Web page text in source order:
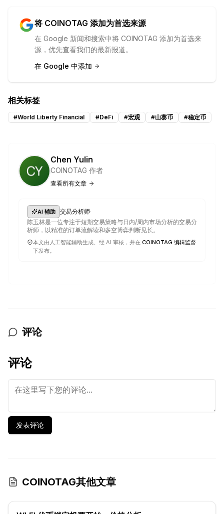
将 COINOTAG 添加为首选来源
在 Google 新闻和搜索中将 COINOTAG 添加为首选来
源，优先查看我们的最新报道。
在 Google 中添加
相关标签
#World Liberty Financial #DeFi #宏观 #山寨币 #稳定币
Chen Yulin
COINOTAG 作者
查看所有文章
AI 辅助 交易分析师·
陈玉林是一位专注于短期交易策略与日内/周内市场分析的交易分
析师，以精准的订单流解读和多空博弈判断见长。
本文由人工智能辅助生成、经 AI 审核，并在 COINOTAG 编辑监督
下发布。
评论
评论
发表评论
COINOTAG其他文章